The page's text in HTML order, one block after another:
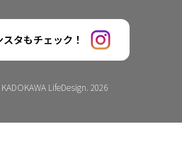
タもチェック！
LifeDesign. 2026